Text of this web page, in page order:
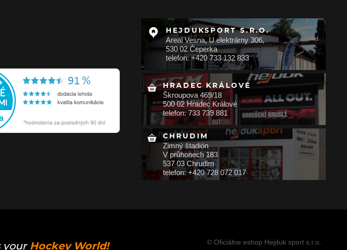
HEJDUKSPORT S.R.O.
Areál Vesna, U elektrárny 306,
530 02 Čeperka
telefon: +420 733 132 833
HRADEC KRÁLOVÉ
Škroupova 469/18
500 02 Hradec Králové
telefon: 733 739 881
CHRUDIM
Zimný štadión
V průhonech 183
537 03 Chrudim
telefon: +420 728 072 017
your Hockey World!
© Oficiálne eshop Hejduk sport s.r.o.